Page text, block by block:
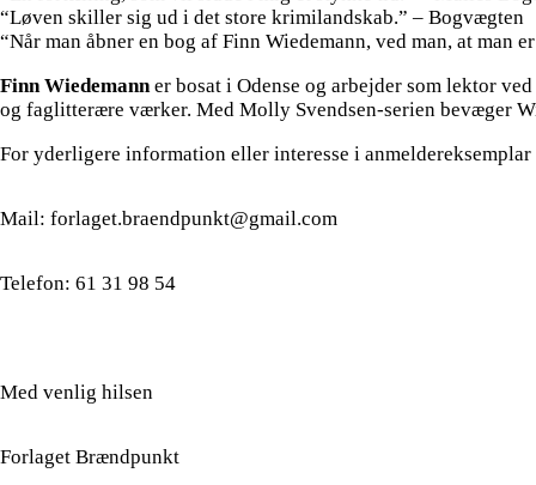
“Løven skiller sig ud i det store krimilandskab.” – Bogvægten
“Når man åbner en bog af Finn Wiedemann, ved man, at man
Finn Wiedemann er bosat i Odense og arbejder som lektor
og faglitterære værker. Med Molly Svendsen-serien bevæger
For yderligere information eller interesse i
Mail: forlaget.braendpunkt@gmail.com
Telefon: 61 31 98 54
Med venlig hilsen
Forlaget Brændpunkt